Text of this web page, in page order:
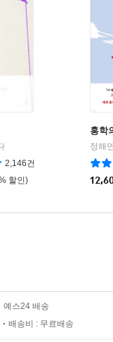
2,146건
할인)
홍학
정해
예스24 배송
배송비 : 무료배송